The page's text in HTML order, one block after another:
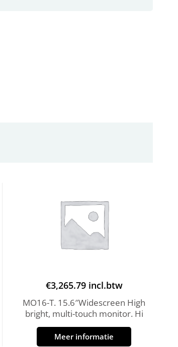
€3,265.79 incl.btw
MO16-T. 15.6″Widescreen High
bright, multi-touch monitor. Hi
Meer informatie